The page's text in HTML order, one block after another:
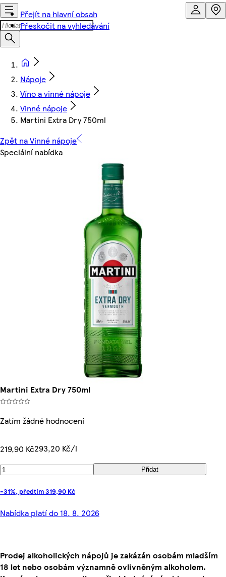
Přejít na hlavní obsah
Přeskočit na vyhledávání
Nápoje
Víno a vinné nápoje
Vinné nápoje
Martini Extra Dry 750ml
Zpět na Vinné nápoje
Speciální nabídka
Martini Extra Dry 750ml
Zatím žádné hodnocení
219,90 Kč293,20 Kč/l
Přidat
-31%, předtím 319,90 Kč
Nabídka platí do 18. 8. 2026
Prodej alkoholických nápojů je zakázán osobám mladším
18 let nebo osobám významně ovlivněným alkoholem.